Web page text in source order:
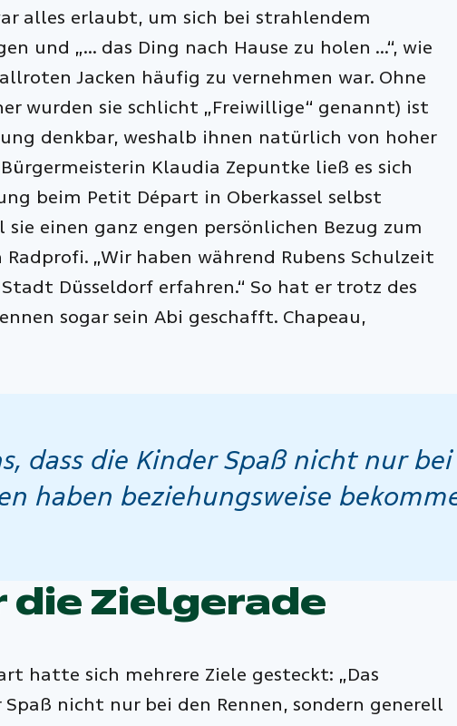
alles erlaubt, um sich bei strahlendem
und „… das Ding nach Hause zu holen …“, wie
Jacken häufig zu vernehmen war. Ohne
wurden sie schlicht „Freiwillige“ genannt) ist
denkbar, weshalb ihnen natürlich von hoher
Klaudia Zepuntke ließ es sich
beim Petit Départ in Oberkassel selbst
einen ganz engen persönlichen Bezug zum
„Wir haben während Rubens Schulzeit
Düsseldorf erfahren.“ So hat er trotz des
sogar sein Abi geschafft. Chapeau,
dass die Kinder Spaß nicht nur
haben beziehungsweise
die Zielgerade
hatte sich mehrere Ziele gesteckt: „Das
nicht nur bei den Rennen, sondern generell